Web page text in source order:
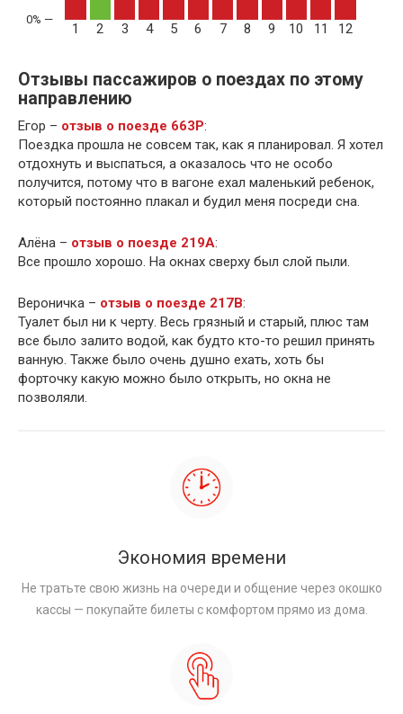
1 2 3 4 5 6 7 8 9 10 11 12
Отзывы пассажиров о поездах по этому
направлению
Егор – отзыв о поезде 663Р:
Поездка прошла не совсем так, как я планировал. Я хотел
отдохнуть и выспаться, а оказалось что не особо
получится, потому что в вагоне ехал маленький ребенок,
который постоянно плакал и будил меня посреди сна.
Алёна – отзыв о поезде 219А:
Все прошло хорошо. На окнах сверху был слой пыли.
Вероничка – отзыв о поезде 217В:
Туалет был ни к черту. Весь грязный и старый, плюс там
все было залито водой, как будто кто-то решил принять
ванную. Также было очень душно ехать, хоть бы
форточку какую можно было открыть, но окна не
позволяли.
Экономия времени
Не тратьте свою жизнь на очереди и общение через окошко
кассы — покупайте билеты с комфортом прямо из дома.